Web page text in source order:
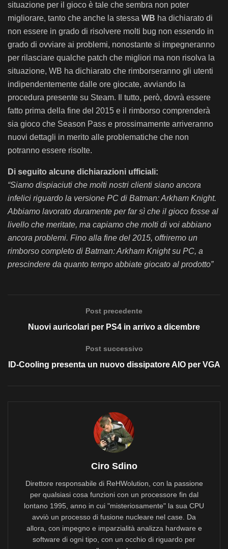
situazione per il gioco è tale che sembra non poter
migliorare, tanto che anche la stessa WB ha dichiarato di
non essere in grado di risolvere molti bug non essendo in
grado di ovviare ai problemi, nonostante si impegneranno
per rilasciare qualche patch che migliori ma non risolva la
situazione, WB ha dichiarato che rimborseranno gli utenti
indipendentemente dalle ore giocate, avviando la
procedura presente su Steam. Il tutto, però, dovrà essere
fatto prima della fine del 2015 e il rimborso comprenderà
sia gioco che Season Pass e prossimamente arriveranno
nuovi dettagli in merito alle problematiche che non
potranno essere risolte.
Di seguito alcune dichiarazioni ufficiali:
“Siamo dispiaciuti che molti nostri clienti siano ancora
infelici riguardo la versione PC di Batman: Arkham Knight.
Abbiamo lavorato duramente per far sì che il gioco fosse al
livello che meritate, ma capiamo che molti di voi abbiano
ancora problemi. Fino alla fine del 2015, offriremo un
rimborso completo di Batman: Arkham Knight su PC, a
prescindere da quanto tempo abbiate giocato al prodotto”
Post precedente
Nuovi auricolari per PS4 in arrivo a dicembre
Post successivo
ID-Cooling presenta un nuovo dissipatore AIO per VGA
Ciro Sdino
Direttore responsabile di ReHWolution, con la passione
per qualsiasi cosa funzioni con un processore fin dal
lontano 1995, anno in cui "misteriosamente" la sua CPU
avviò un processo di fusione nucleare nel case. Da
allora, con impegno e imparzialità analizza hardware e
software di ogni tipo, con un occhio di riguardo per